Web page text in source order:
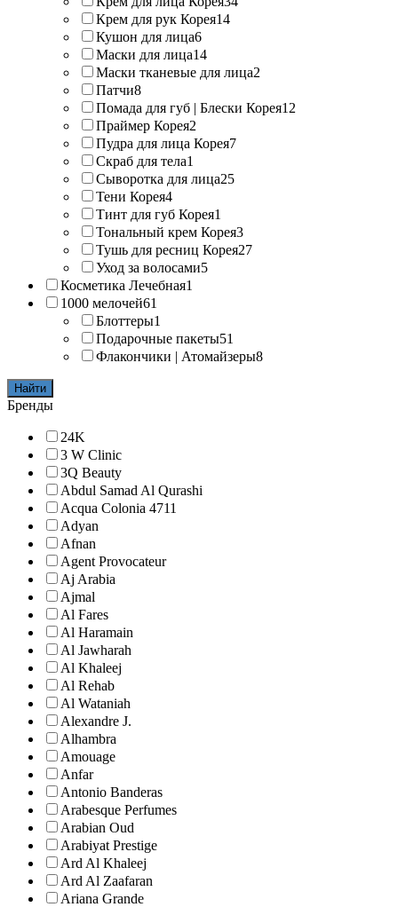
Крем для рук Корея14
Кушон для лица6
Маски для лица14
Маски тканевые для лица2
Патчи8
Помада для губ | Блески Корея12
Праймер Корея2
Пудра для лица Корея7
Скраб для тела1
Сыворотка для лица25
Тени Корея4
Тинт для губ Корея1
Тональный крем Корея3
Тушь для ресниц Корея27
Уход за волосами5
Косметика Лечебная1
1000 мелочей61
Блоттеры1
Подарочные пакеты51
Флакончики | Атомайзеры8
Найти
Бренды
24K
3 W Clinic
3Q Beauty
Abdul Samad Al Qurashi
Acqua Colonia 4711
Adyan
Afnan
Agent Provocateur
Aj Arabia
Ajmal
Al Fares
Al Haramain
Al Jawharah
Al Khaleej
Al Rehab
Al Wataniah
Alexandre J.
Alhambra
Amouage
Anfar
Antonio Banderas
Arabesque Perfumes
Arabian Oud
Arabiyat Prestige
Ard Al Khaleej
Ard Al Zaafaran
Ariana Grande